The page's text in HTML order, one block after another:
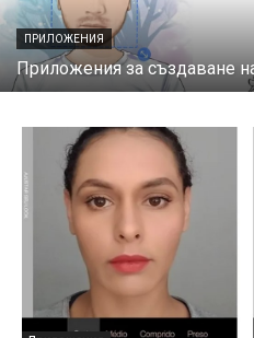
ПРИЛОЖЕНИЯ
Приложения за създаване